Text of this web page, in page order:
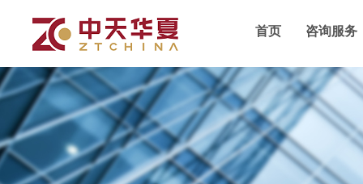
首页 咨询服务